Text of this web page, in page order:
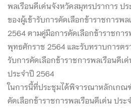
พลเรือนดีเด่นจังหวัดสมุทรปราการ ป
ของผู้เข้ารับการคัดเลือกข้าราชการพ
2564 ตามคู่มือการคัดเลือกข้าราชกา
พุทธศักราช 2564 และรับทราบการต
รับการคัดเลือกข้าราชการพลเรือนดีเ
ประจำปี 2564
ในการนี้ที่ประชุมได้พิจารณาหลักเกณ
คัดเลือกข้าราชการพลเรือนดีเด่น ประ